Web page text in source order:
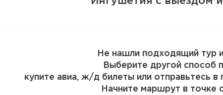
Не нашли подходящий тур
Выберите другой способ
купите авиа, ж/д билеты или отправьтесь
Начните маршрут в точке